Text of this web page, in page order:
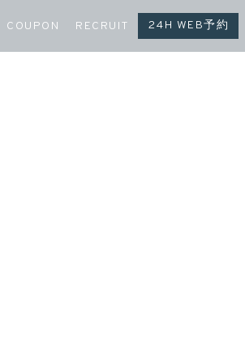
COUPON RECRUIT 24H WEB予約